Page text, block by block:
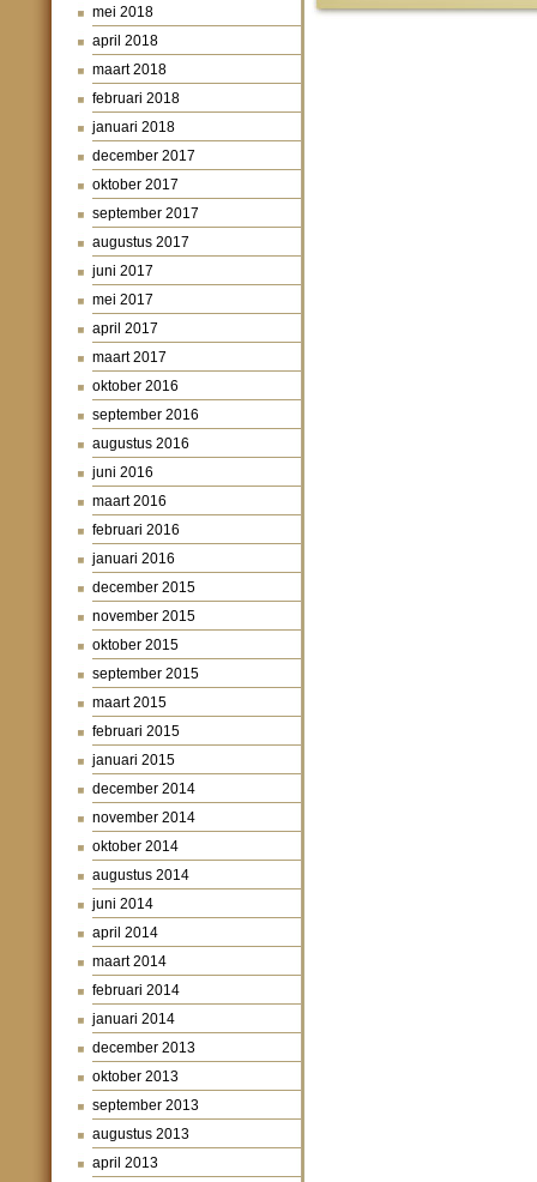
mei 2018
april 2018
maart 2018
februari 2018
januari 2018
december 2017
oktober 2017
september 2017
augustus 2017
juni 2017
mei 2017
april 2017
maart 2017
oktober 2016
september 2016
augustus 2016
juni 2016
maart 2016
februari 2016
januari 2016
december 2015
november 2015
oktober 2015
september 2015
maart 2015
februari 2015
januari 2015
december 2014
november 2014
oktober 2014
augustus 2014
juni 2014
april 2014
maart 2014
februari 2014
januari 2014
december 2013
oktober 2013
september 2013
augustus 2013
april 2013